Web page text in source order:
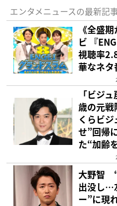
エンタメニュースの最新記
《全盛
ビ 『
視聴率
華なネタ
「ビジ
歳の元
くらビ
せ”回帰
た“加齢
大野智
出没し…
ー”に現